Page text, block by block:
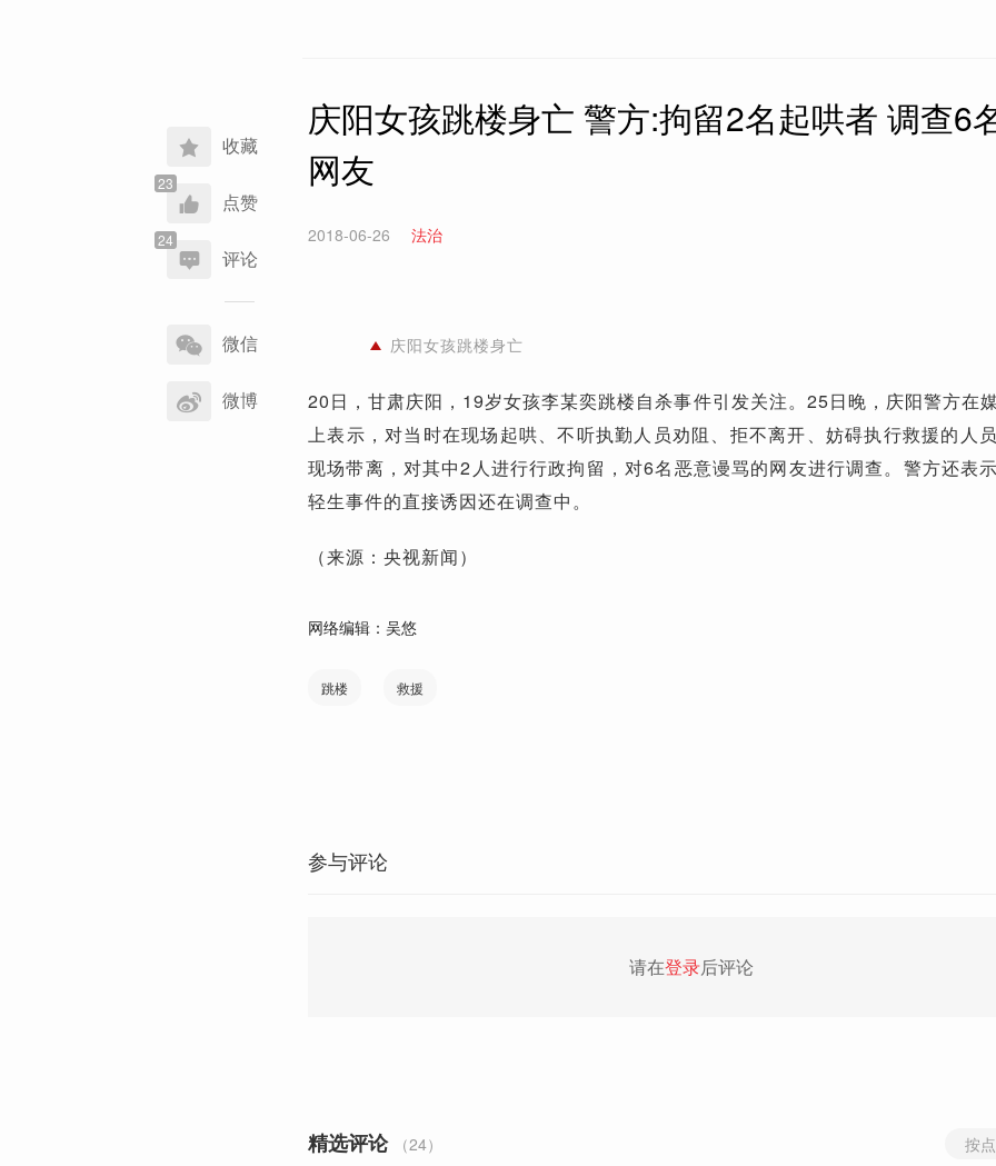
收藏
点赞
评论
享
到
微信
微博
庆阳女孩跳楼身亡 警方:拘留2名起哄者 调查6
网友
2018-06-26 法治
庆阳女孩跳楼身亡
20日，甘肃庆阳，19岁女孩李某奕跳楼自杀事件引发关注。25日晚，庆阳警方在
上表示，对当时在现场起哄、不听执勤人员劝阻、拒不离开、妨碍执行救援的人
现场带离，对其中2人进行行政拘留，对6名恶意谩骂的网友进行调查。警方还表
轻生事件的直接诱因还在调查中。
（来源：央视新闻）
网络编辑：吴悠
跳楼 救援
参与评论
请在登录后评论
精选评论 （24） 按